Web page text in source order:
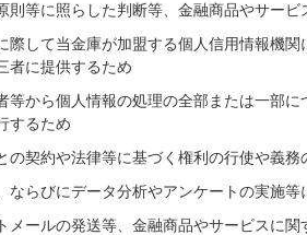
則等に照らした判断等、金融商品やサー
際して当金庫が加盟する個人信用情報機
者に提供するため
等から個人情報の処理の全部または一部
するため
の契約や法律等に基づく権利の行使や義務
ならびにデータ分析やアンケートの実施
メールの発送等、金融商品やサービスに